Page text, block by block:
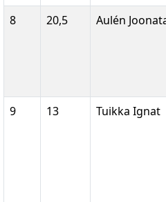
8 20,5 Aulén
9 13 Tuikka Ignat